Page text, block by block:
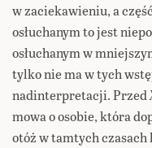
w zaciekawieniu, a
osłuchanym to jest
osłuchanym w
tylko nie ma w tych
nadinterpretacji. Przed
mowa o osobie, która
otóż w tamtych